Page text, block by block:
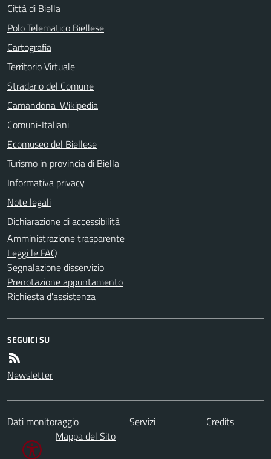
Città di Biella
Polo Telematico Biellese
Cartografia
Territorio Virtuale
Stradario del Comune
Camandona-Wikipedia
Comuni-Italiani
Ecomuseo del Biellese
Turismo in provincia di Biella
Informativa privacy
Note legali
Dichiarazione di accessibilità
Amministrazione trasparente
Leggi le FAQ
Segnalazione disservizio
Prenotazione appuntamento
Richiesta d'assistenza
SEGUICI SU
Newsletter
Dati monitoraggio Servizi
Credits
Mappa del Sito